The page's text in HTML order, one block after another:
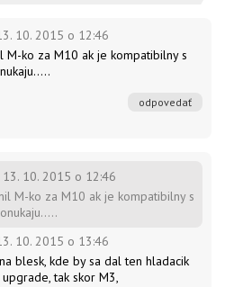
10. 2015 o 12:46
M-ko za M10 ak je kompatibilny s
odpovedať
13. 10. 2015 o 12:46
M-ko za M10 ak je kompatibilny s
10. 2015 o 13:46
blesk, kde by sa dal ten hladacik
tak skor M3,